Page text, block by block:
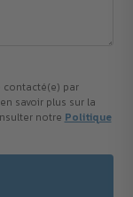
contacté(e) par
savoir plus sur la
notre Politique